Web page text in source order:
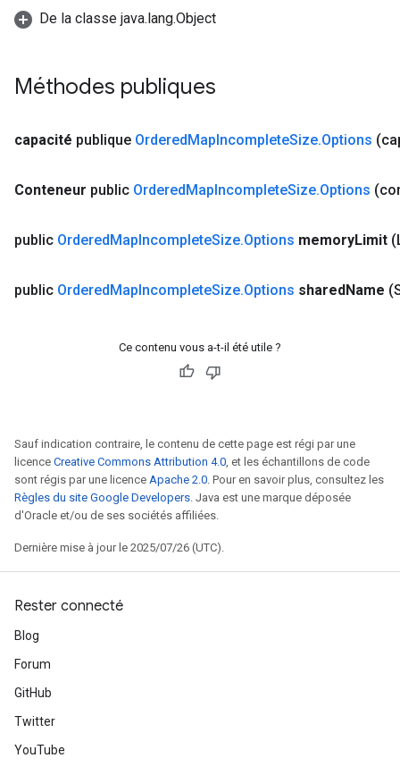
De la classe java.lang.Object
Méthodes publiques
capacité publique OrderedMapIncompleteSize.Options
Conteneur public OrderedMapIncompleteSize.Options
public OrderedMapIncompleteSize.Options memoryLimit
public OrderedMapIncompleteSize.Options sharedName
Ce contenu vous a-t-il été utile ?
Sauf indication contraire, le contenu de cette page est régi par une
licence Creative Commons Attribution 4.0, et les échantillons de code
sont régis par une licence Apache 2.0. Pour en savoir plus, consultez les
Règles du site Google Developers. Java est une marque déposée
d'Oracle et/ou de ses sociétés affiliées.
Dernière mise à jour le 2025/07/26 (UTC).
Rester connecté
Blog
Forum
GitHub
Twitter
YouTube